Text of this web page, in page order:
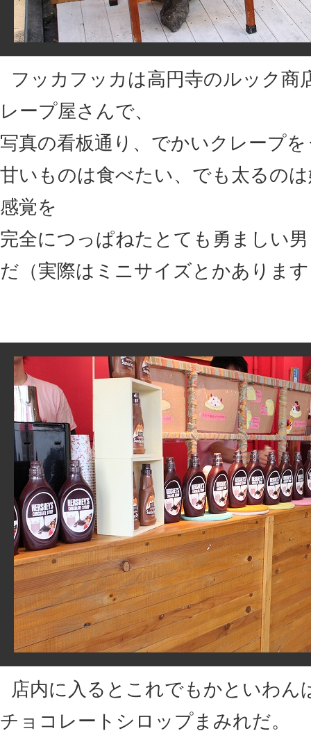
フッカフッカは高円寺のルック商
レープ屋さんで、
写真の看板通り、でかいクレープ
甘いものは食べたい、でも太るの
感覚を
完全につっぱねたとても勇ましい
だ（実際はミニサイズとかありま
店内に入るとこれでもかといわん
チョコレートシロップまみれだ。